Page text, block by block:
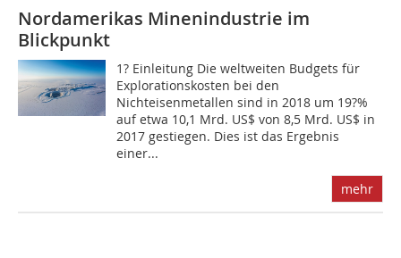
Nordamerikas Minenindustrie im
Blickpunkt
1? Einleitung Die weltweiten Budgets für
Explorationskosten bei den
Nichteisenmetallen sind in 2018 um 19?%
auf etwa 10,1 Mrd. US$ von 8,5 Mrd. US$ in
2017 gestiegen. Dies ist das Ergebnis
einer...
mehr